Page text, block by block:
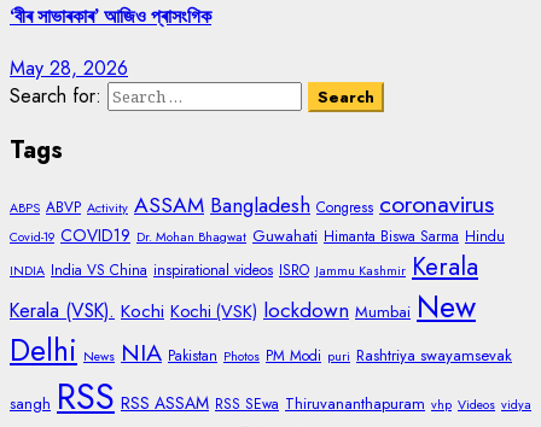
‘বীৰ সাভাৰকাৰ’ আজিও প্ৰাসংগিক
May 28, 2026
Search for:
Tags
ABPS ABVP Activity ASSAM Bangladesh Congress coronavirus
Covid-19 COVID19 Dr. Mohan Bhagwat Guwahati Himanta Biswa Sarma Hindu
INDIA India VS China inspirational videos ISRO Jammu Kashmir Kerala
Kerala (VSK). Kochi Kochi (VSK) lockdown Mumbai New
Delhi News NIA Pakistan Photos PM Modi puri Rashtriya swayamsevak
sangh RSS RSS ASSAM RSS SEwa Thiruvananthapuram vhp Videos vidya